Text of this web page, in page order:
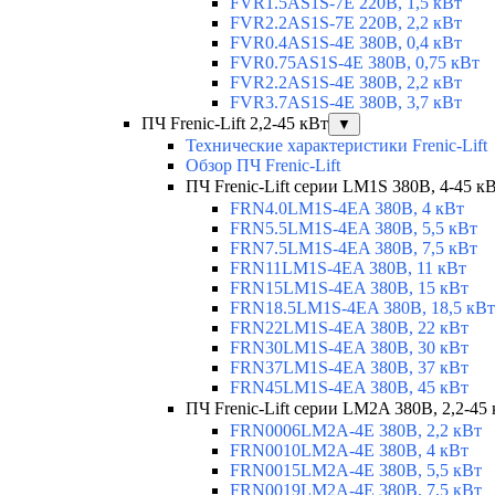
FVR2.2AS1S-7E 220В, 2,2 кВт
FVR0.4AS1S-4E 380В, 0,4 кВт
FVR0.75AS1S-4E 380В, 0,75 кВт
FVR2.2AS1S-4E 380В, 2,2 кВт
FVR3.7AS1S-4E 380В, 3,7 кВт
ПЧ Frenic-Lift 2,2-45 кВт
▼
Технические характеристики Frenic-Lift
Обзор ПЧ Frenic-Lift
ПЧ Frenic-Lift серии LM1S 380В, 4-45
FRN4.0LM1S-4EA 380В, 4 кВт
FRN5.5LM1S-4EA 380В, 5,5 кВт
FRN7.5LM1S-4EA 380В, 7,5 кВт
FRN11LM1S-4EA 380В, 11 кВт
FRN15LM1S-4EA 380В, 15 кВт
FRN18.5LM1S-4EA 380В, 18,5 кВт
FRN22LM1S-4EA 380В, 22 кВт
FRN30LM1S-4EA 380В, 30 кВт
FRN37LM1S-4EA 380В, 37 кВт
FRN45LM1S-4EA 380В, 45 кВт
ПЧ Frenic-Lift серии LM2A 380В, 2,2-45
FRN0006LM2A-4E 380В, 2,2 кВт
FRN0010LM2A-4E 380В, 4 кВт
FRN0015LM2A-4E 380В, 5,5 кВт
FRN0019LM2A-4E 380В, 7,5 кВт